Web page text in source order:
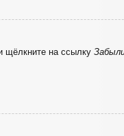
щёлкните на ссылку